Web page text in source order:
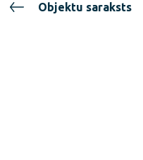
Objektu saraksts